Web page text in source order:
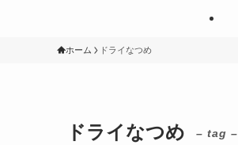
ホーム ドライなつめ
ドライなつめ – tag –